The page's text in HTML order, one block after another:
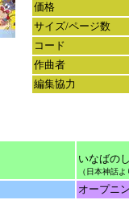
価格
サイズ/ページ数
コード
作曲者
編集協力
いなばの
（日本神話
オープニ